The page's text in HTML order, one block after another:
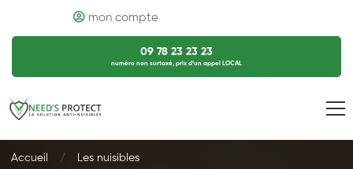
mon compte
09 78 23 23 23
numéro non surtaxé, prix d’un appel LOCAL
Accueil
Les nuisibles